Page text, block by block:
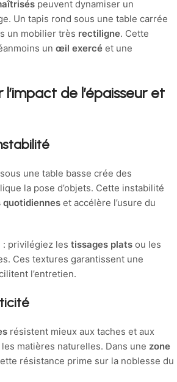
peuvent dynamiser un
Un tapis rond sous une table carrée
un mobilier très rectiligne. Cette
un œil exercé et une
de l’épaisseur et
sous une table basse crée des
la pose d’objets. Cette instabilité
quotidiennes et accélère l’usure du
: privilégiez les tissages plats ou les
Ces textures garantissent une
l’entretien.
résistent mieux aux taches et aux
matières naturelles. Dans une zone
résistance prime sur la noblesse du